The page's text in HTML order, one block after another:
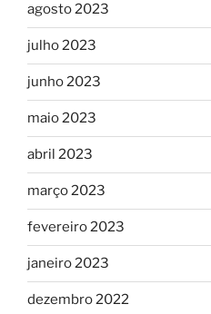
agosto 2023
julho 2023
junho 2023
maio 2023
abril 2023
março 2023
fevereiro 2023
janeiro 2023
dezembro 2022